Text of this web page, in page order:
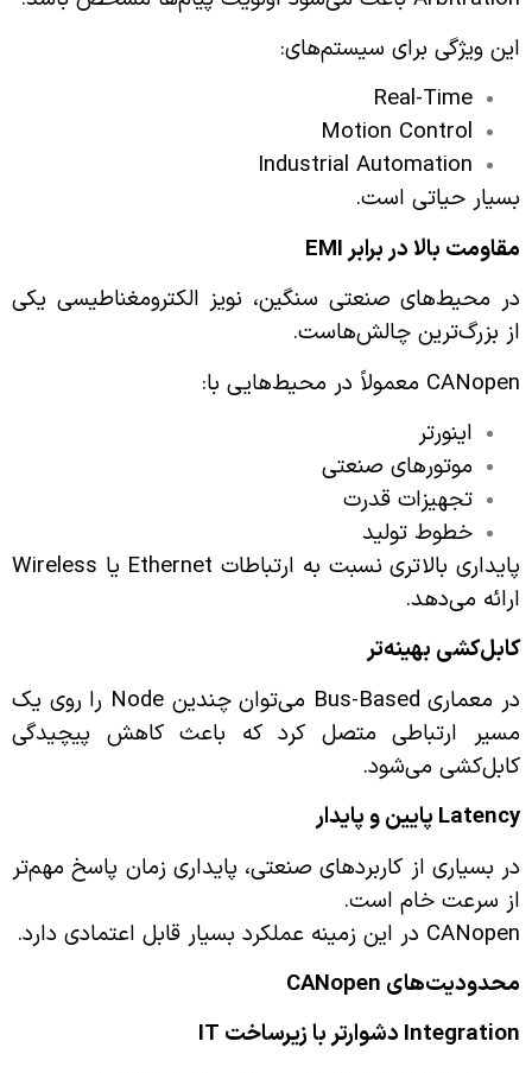
این ویژگی برای سیستم‌های:
Real-Time
Motion Control
Industrial Automation
بسیار حیاتی است.
مقاومت بالا در برابر
در محیط‌های صنعتی سنگین، نویز الکترومغناطیسی یکی
از بزرگ‌ترین چالش‌هاست.
CANopen معمولاً در محیط‌هایی با:
اینورتر
موتورهای صنعتی
تجهیزات قدرت
خطوط تولید
پایداری بالاتری نسبت به ارتباطات Ethernet یا Wireless
ارائه می‌دهد.
کابل‌کشی بهینه‌تر
در معماری Bus-Based می‌توان چندین Node را روی یک
مسیر ارتباطی متصل کرد که باعث کاهش پیچیدگی
کابل‌کشی می‌شود.
Latency پایین و پایدار
در بسیاری از کاربردهای صنعتی، پایداری زمان پاسخ مهم‌تر
از سرعت خام است.
CANopen در این زمینه عملکرد بسیار قابل اعتمادی دارد.
محدودیت‌های
Integration دشوارتر با زیرساخت